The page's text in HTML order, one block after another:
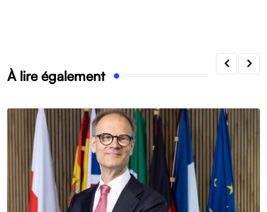
À lire également